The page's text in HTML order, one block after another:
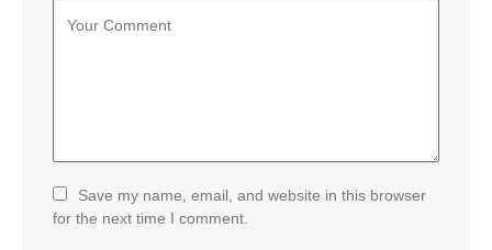
Save my name, email, and website in this browser
for the next time I comment.